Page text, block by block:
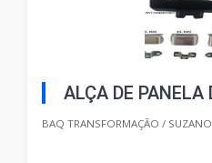
ALÇA DE PANELA
BAQ TRANSFORMAÇÃO /